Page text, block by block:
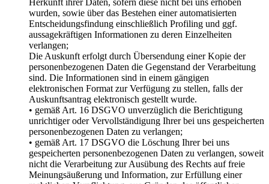
wurden, sowie über das Bestehen einer automatisierten
Entscheidungsfindung einschließlich Profiling und ggf.
aussagekräftigen Informationen zu deren Einzelheiten
verlangen;
Die Auskunft erfolgt durch Übersendung einer Kopie der
personenbezogenen Daten die Gegenstand der Verarbeitung
sind. Die Informationen sind in einem gängigen
elektronischen Format zur Verfügung zu stellen, falls der
Auskunftsantrag elektronisch gestellt wurde.
• gemäß Art. 16 DSGVO unverzüglich die Berichtigung
unrichtiger oder Vervollständigung Ihrer bei uns gespeicherten
personenbezogenen Daten zu verlangen;
• gemäß Art. 17 DSGVO die Löschung Ihrer bei uns
gespeicherten personenbezogenen Daten zu verlangen, soweit
nicht die Verarbeitung zur Ausübung des Rechts auf freie
Meinungsäußerung und Information, zur Erfüllung einer